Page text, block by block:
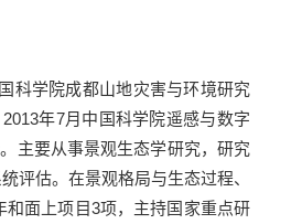
科学院成都山地灾害与环境研究
2013年7月中国科学院遥感与数字
主要从事景观生态学研究，研究
评估。在景观格局与生态过程、
和面上项目3项，主持国家重点研